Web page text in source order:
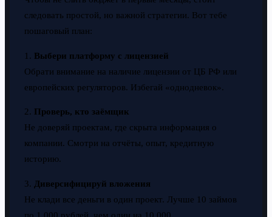
следовать простой, но важной стратегии. Вот тебе
пошаговый план:
1. Выбери платформу с лицензией
Обрати внимание на наличие лицензии от ЦБ РФ или
европейских регуляторов. Избегай «однодневок».
2. Проверь, кто заёмщик
Не доверяй проектам, где скрыта информация о
компании. Смотри на отчёты, опыт, кредитную
историю.
3. Диверсифицируй вложения
Не клади все деньги в один проект. Лучше 10 займов
по 1 000 рублей, чем один на 10 000.